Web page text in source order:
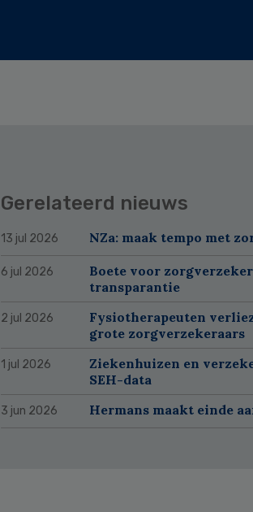
Gerelateerd nieuws
13 jul 2026 NZa: maak tempo met
6 jul 2026
Boete voor
transparantie
2 jul 2026
Fysiotherapeuten
grote zorgverzekeraars
1 jul 2026
Ziekenhuizen en
SEH-data
3 jun 2026 Hermans maakt einde